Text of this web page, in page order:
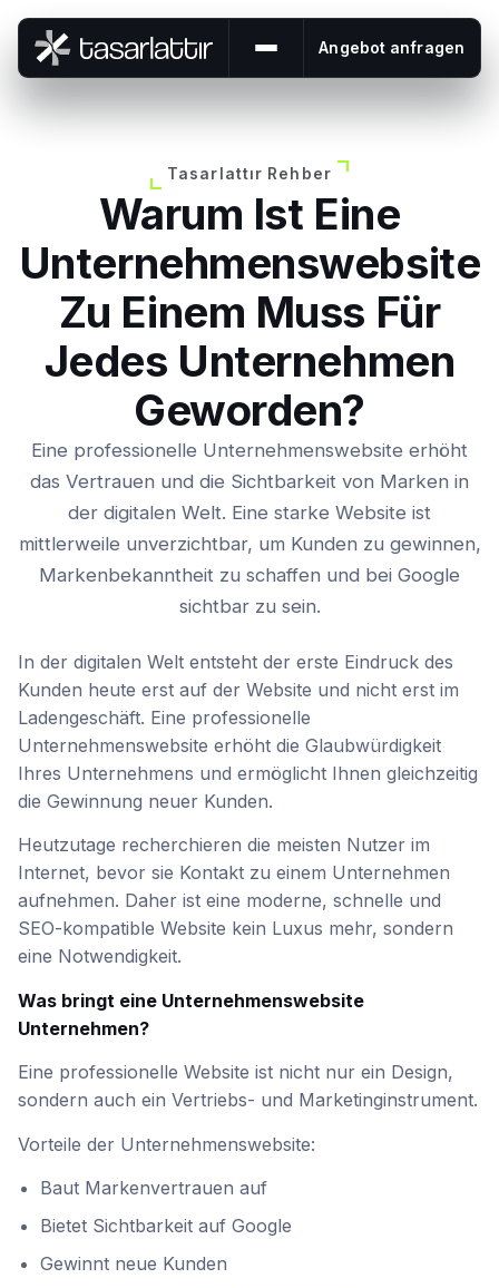
Menü öffnen oder
Angebot anfragen
Tasarlattır Rehber
Warum Ist Eine
Unternehmenswebsite
Zu Einem Muss Für
Jedes Unternehmen
Geworden?
Eine professionelle Unternehmenswebsite erhöht
das Vertrauen und die Sichtbarkeit von Marken in
der digitalen Welt. Eine starke Website ist
mittlerweile unverzichtbar, um Kunden zu gewinnen,
Markenbekanntheit zu schaffen und bei Google
sichtbar zu sein.
Warum ist eine
In der digitalen Welt entsteht der erste Eindruck des
Kunden heute erst auf der Website und nicht erst im
Ladengeschäft. Eine professionelle
Unternehmenswebsite erhöht die Glaubwürdigkeit
Ihres Unternehmens und ermöglicht Ihnen gleichzeitig
die Gewinnung neuer Kunden.
Heutzutage recherchieren die meisten Nutzer im
Internet, bevor sie Kontakt zu einem Unternehmen
aufnehmen. Daher ist eine moderne, schnelle und
SEO-kompatible Website kein Luxus mehr, sondern
eine Notwendigkeit.
Was bringt eine Unternehmenswebsite
Unternehmen?
Eine professionelle Website ist nicht nur ein Design,
sondern auch ein Vertriebs- und Marketinginstrument.
Vorteile der Unternehmenswebsite:
Baut Markenvertrauen auf
Bietet Sichtbarkeit auf Google
Gewinnt neue Kunden